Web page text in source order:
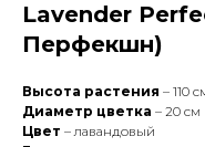
Lavender
Перфекшн)
Высота растения – 110
Диаметр цветка – 20 см
Цвет – лавандовый